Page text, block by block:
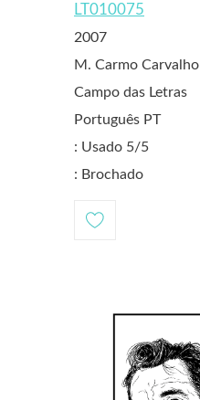
LT010075
2007
M. Carmo Carvalho
Campo das Letras
Português PT
: Usado 5/5
: Brochado